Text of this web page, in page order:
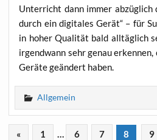
Unter­richt dann immer
durch ein digi­ta­les Gerät“ – für
in hoher Qua­li­tät bald all­täg­lich
irgend­wann sehr genau
Gerä­te geän­dert haben.
Allgemein
« 1 … 6 7 8 9